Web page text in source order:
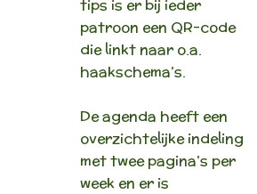
tips is er bij ieder
patroon een QR-code
die linkt naar o.a.
haakschema’s.
De agenda heeft een
overzichtelijke indeling
met twee pagina’s per
week en er is